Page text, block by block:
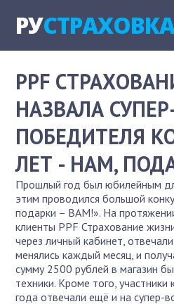
РУ
PPF
НАЗВАЛА
ПОБЕДИТЕЛЯ
ЛЕТ - НАМ,
Прошлый год был юбилейным
этим проводился большой
подарки – ВАМ!». На
клиенты PPF Страхование
через личный кабинет,
менялись каждый месяц, и
сумму 2500 рублей в магазин
техники. Кроме того, участники
года отвечали ещё и на супер-